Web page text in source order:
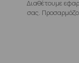
Διαθέτουμε
σας.